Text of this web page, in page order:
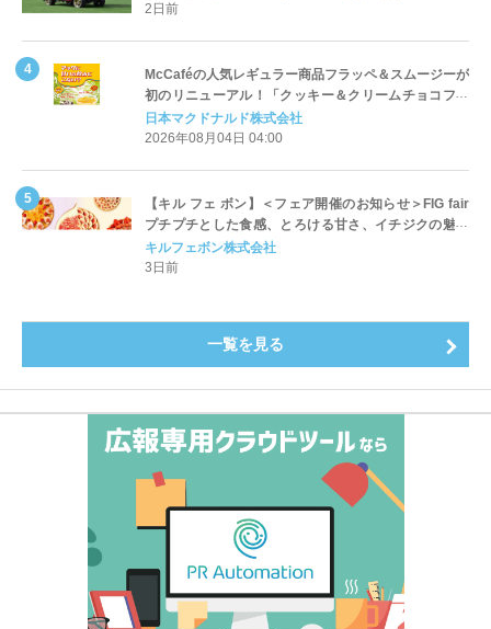
2日前
McCaféの人気レギュラー商品フラッペ＆スムージーが
初のリニューアル！「クッキー＆クリームチョコフラ
ッペ」「マンゴースムージー」8月5日（水）から販売
開始
日本マクドナルド株式会社
2026年08月04日 04:00
【キル フェ ボン】＜フェア開催のお知らせ＞FIG fair
プチプチとした食感、とろける甘さ、イチジクの魅力
をたっぷりと。新作を含め、イチジク尽くしの全4種が
登場8月20日（木）スタート
キルフェボン株式会社
3日前
一覧を見る